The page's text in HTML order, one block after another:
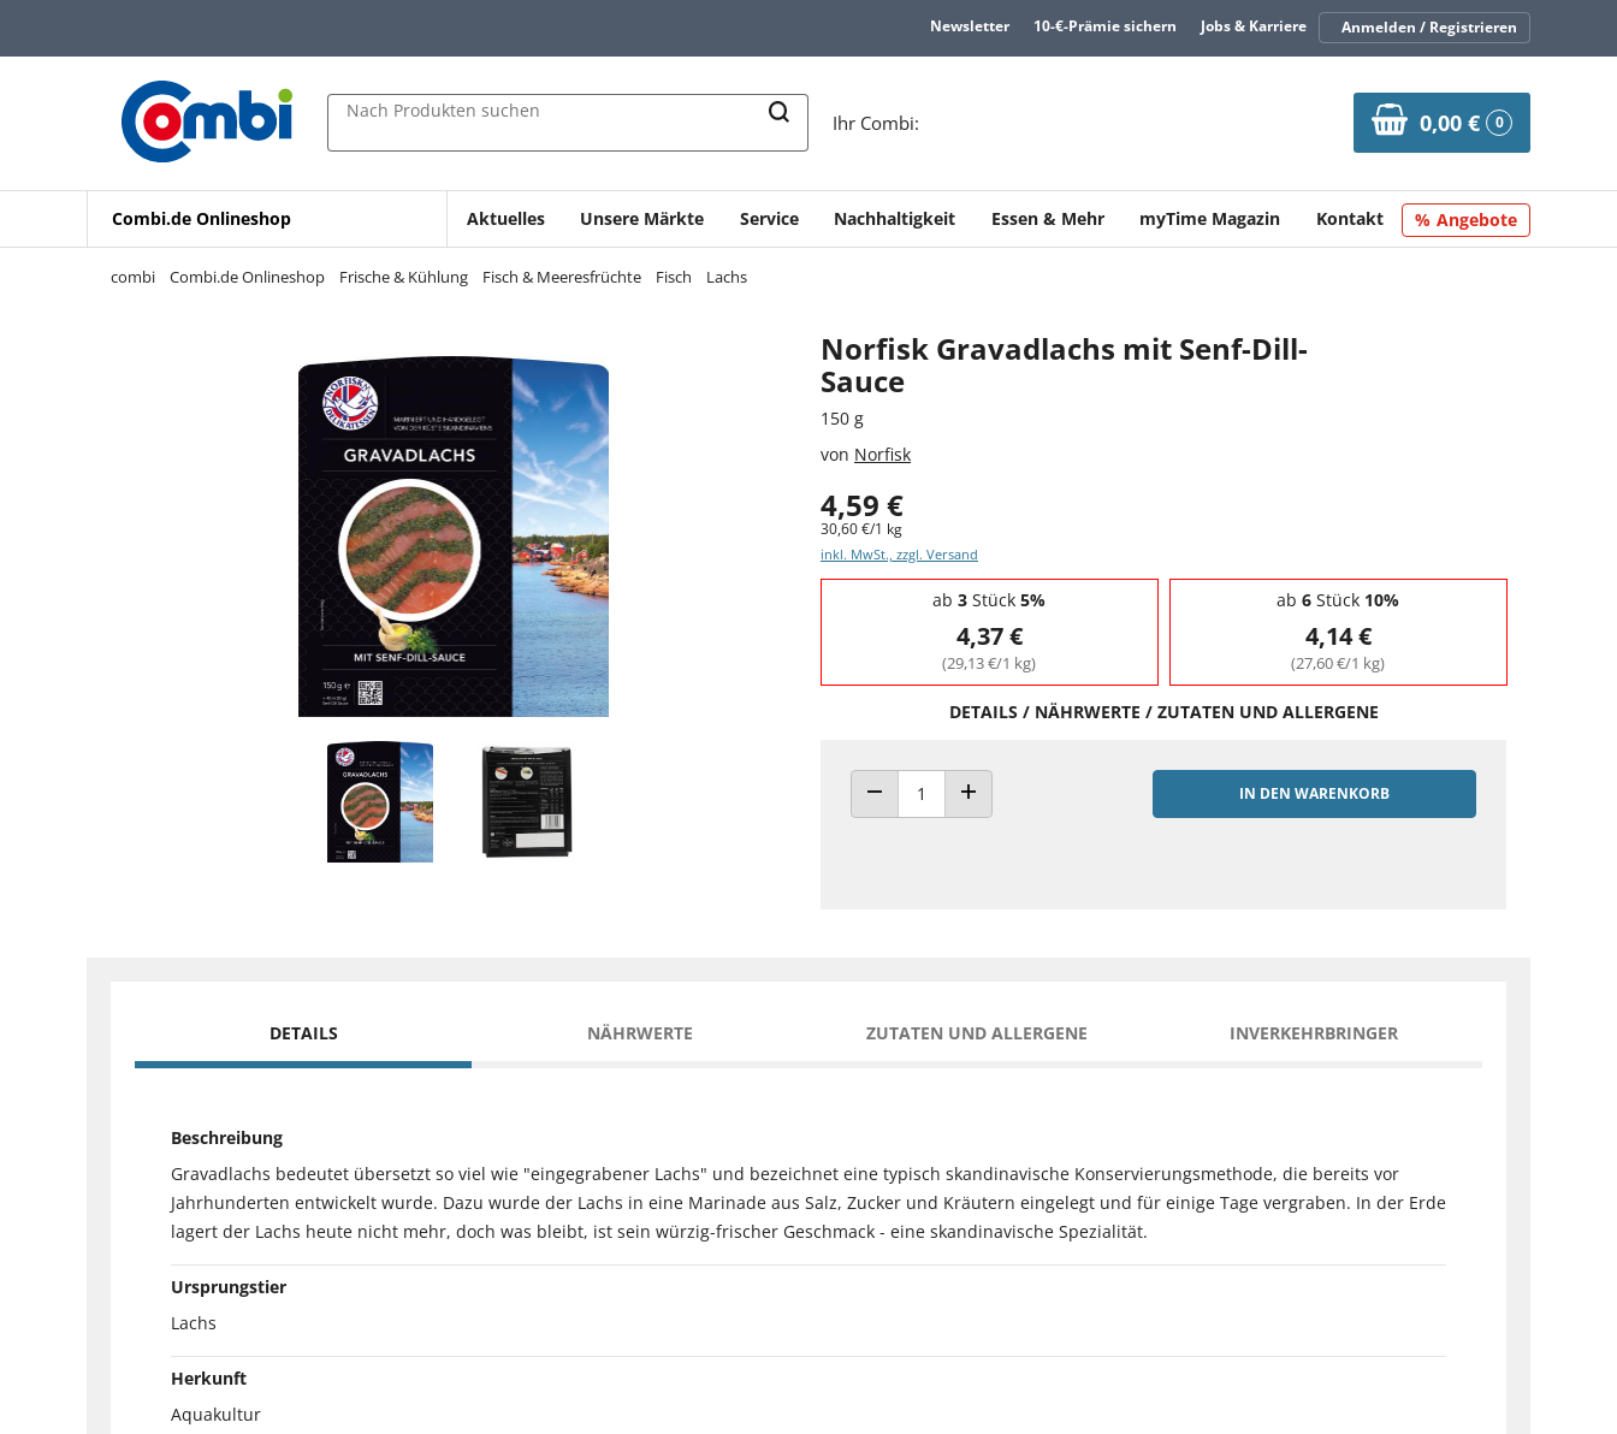
Zur Navigation springen
Zur Suche springen
Newsletter 10-€-Prämie sichern Jobs & Karriere Anmelden / Registrieren
Nach Produkten suchen
Ihr Combi: 0,00 € 0
Combi.de Onlineshop Aktuelles Unsere Märkte Service Nachhaltigkeit Essen & Mehr myTime Magazin Kontakt Angebote
combi Combi.de Onlineshop Frische & Kühlung Fisch & Meeresfrüchte Fisch Lachs
Norfisk Gravadlachs mit Senf-Dill-
Sauce
150 g
von Norfisk
4,59 €
30,60 €/1 kg
inkl. MwSt., zzgl. Versand
Staffelpreise - Mengenrabatt
ab 3 Stück 5%
4,37 €
(29,13 €/1 kg)
ab 6 Stück 10%
4,14 €
(27,60 €/1 kg)
DETAILS / NÄHRWERTE / ZUTATEN UND ALLERGENE
ANZAHL VERRINGERNANZAHL ERHÖHEN
IN DEN WARENKORB
DETAILS NÄHRWERTE ZUTATEN UND ALLERGENE INVERKEHRBRINGER
Beschreibung
Gravadlachs bedeutet übersetzt so viel wie "eingegrabener Lachs" und bezeichnet eine typisch skandinavische Konservierungsmethode, die bereits vor
Jahrhunderten entwickelt wurde. Dazu wurde der Lachs in eine Marinade aus Salz, Zucker und Kräutern eingelegt und für einige Tage vergraben. In der Erde
lagert der Lachs heute nicht mehr, doch was bleibt, ist sein würzig-frischer Geschmack - eine skandinavische Spezialität.
Ursprungstier
Lachs
Herkunft
Aquakultur